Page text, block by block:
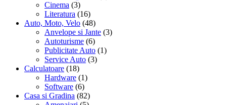
Cinema (3)
Literatura (16)
Auto, Moto, Velo (48)
Anvelope si Jante (3)
Autoturisme (6)
Publicitate Auto (1)
Service Auto (3)
Calculatoare (18)
Hardware (1)
Software (6)
Casa si Gradina (82)